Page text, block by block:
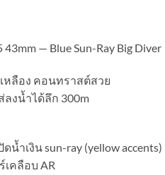
43mm — Blue Sun-Ray Big Diver
หลือง คอนทราสต์สวย
ลงน้ำได้ลึก 300m
น้ำเงิน sun-ray (yellow accents)
เคลือบ AR